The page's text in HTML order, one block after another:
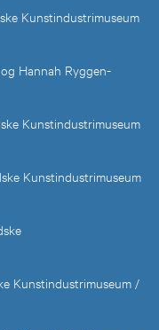
Kunstindustrimuseum
og Hannah Ryggen-
Kunstindustrimuseum
Kunstindustrimuseum
Kunstindustrimuseum /